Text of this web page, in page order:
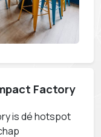
Factory
is dé hotspot